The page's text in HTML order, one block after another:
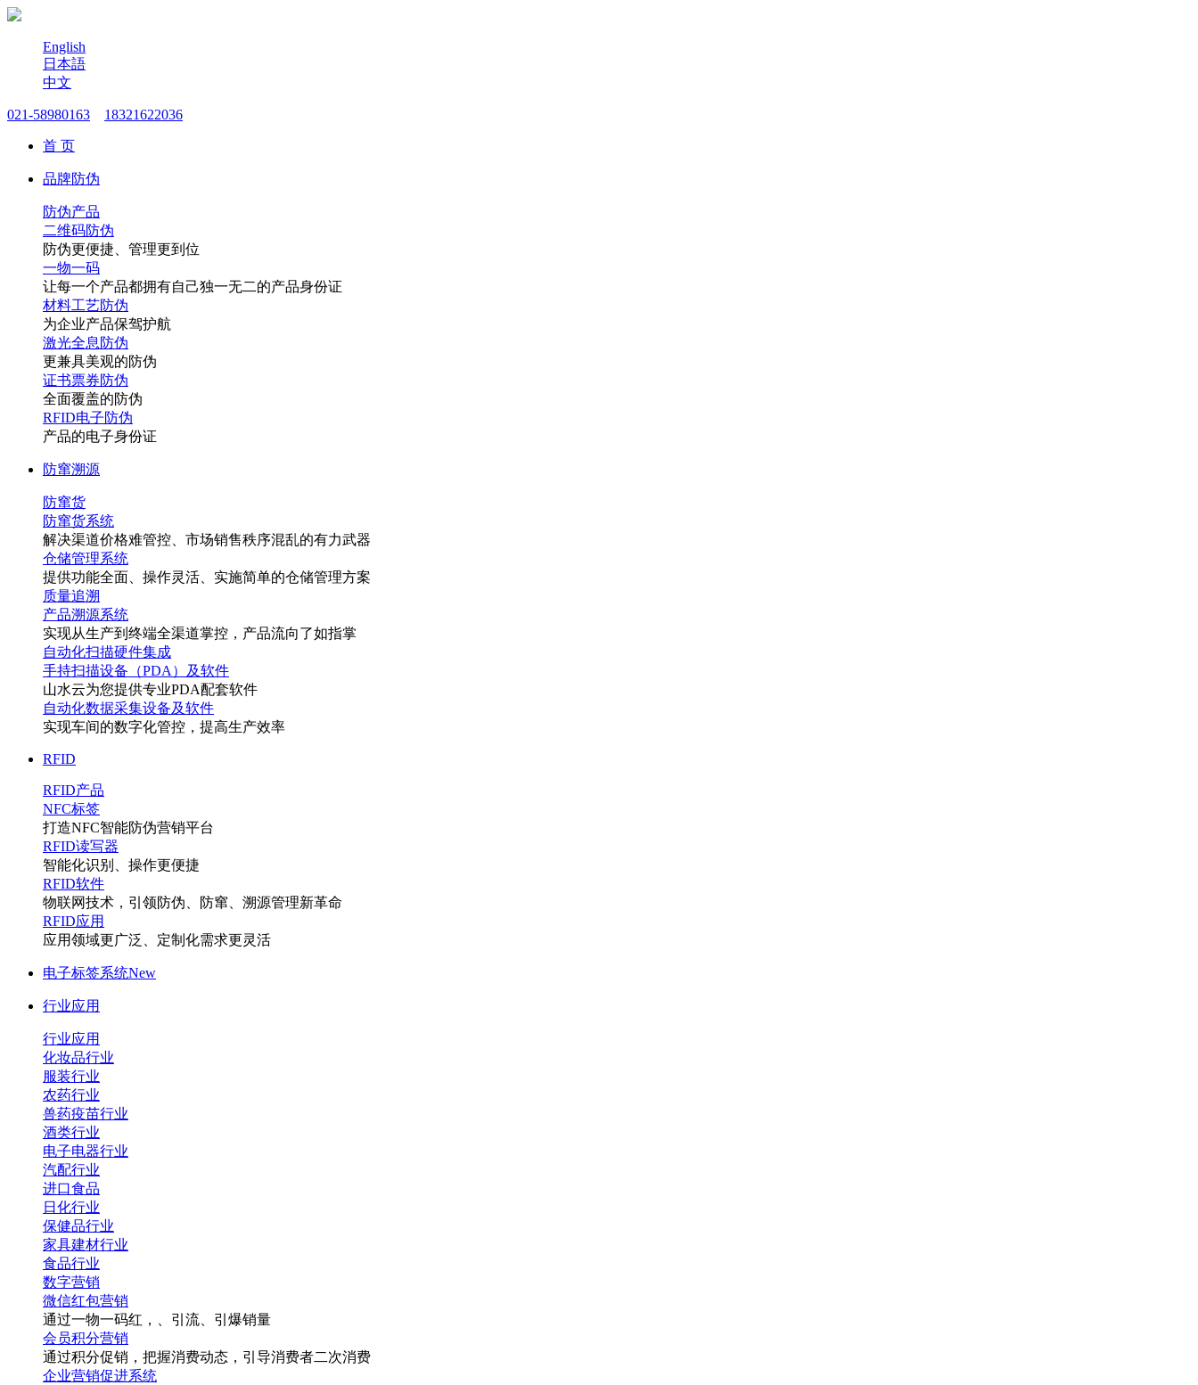
English
日本語
中文
021-58980163 18321622036
首 页
品牌防伪
防伪产品
二维码防伪
防伪更便捷、管理更到位
一物一码
让每一个产品都拥有自己独一无二的产品身份证
材料工艺防伪
为企业产品保驾护航
激光全息防伪
更兼具美观的防伪
证书票券防伪
全面覆盖的防伪
RFID电子防伪
产品的电子身份证
防窜溯源
防窜货
防窜货系统
解决渠道价格难管控、市场销售秩序混乱的有力武器
仓储管理系统
提供功能全面、操作灵活、实施简单的仓储管理方案
质量追溯
产品溯源系统
实现从生产到终端全渠道掌控，产品流向了如指掌
自动化扫描硬件集成
手持扫描设备（PDA）及软件
山水云为您提供专业PDA配套软件
自动化数据采集设备及软件
实现车间的数字化管控，提高生产效率
RFID
RFID产品
NFC标签
打造NFC智能防伪营销平台
RFID读写器
智能化识别、操作更便捷
RFID软件
物联网技术，引领防伪、防窜、溯源管理新革命
RFID应用
应用领域更广泛、定制化需求更灵活
电子标签系统New
行业应用
行业应用
化妆品行业
服装行业
农药行业
兽药疫苗行业
酒类行业
电子电器行业
汽配行业
进口食品
日化行业
保健品行业
家具建材行业
食品行业
数字营销
微信红包营销
通过一物一码红 ，
、引流、引爆销量
会员积分营销
通过积分促销，把握消费动态，引导消费者二次消费
企业营销促进系统